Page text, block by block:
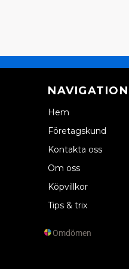
NAVIGATION
Hem
Företagskund
Kontakta oss
Om oss
Köpvillkor
Tips & trix